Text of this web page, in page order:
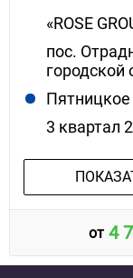
«ROSE
пос.
городской
3 квартал
от 4